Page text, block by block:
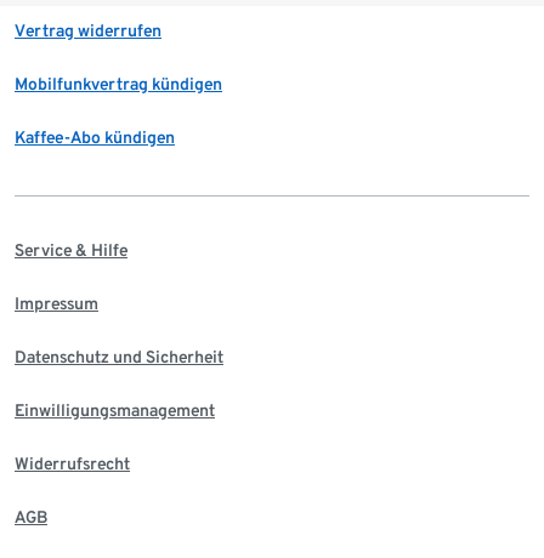
Vertrag widerrufen
Mobilfunkvertrag kündigen
Kaffee-Abo kündigen
Service & Hilfe
Impressum
Datenschutz und Sicherheit
Einwilligungsmanagement
Widerrufsrecht
AGB